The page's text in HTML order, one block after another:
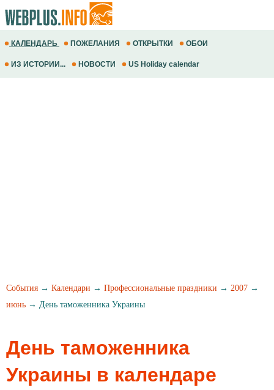
КАЛЕНДАРЬ ПОЖЕЛАНИЯ ОТКРЫТКИ ОБОИ
ИЗ ИСТОРИИ... НОВОСТИ US Holiday calendar
События → Календари → Профессиональные праздники → 2007 →
июнь → День таможенника Украины
День таможенника
Украины в календаре